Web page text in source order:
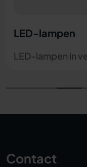
Ter
chemische
Contact